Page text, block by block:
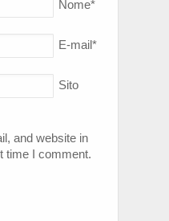
Nome*
E-mail*
Sito
and website in
time I comment.